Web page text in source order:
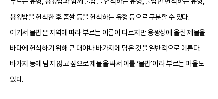
용왕밥을 헌식한 후 좁쌀 등을 헌식하는 유형 등으로 구분할 수 있다.
여기서 물밥은 지역에 따라 부르는 이름이 다르지만 용왕상에 올린 제물을
바다에 헌식하기 위해 큰 대야나 바가지에 담은 것을 일반적으로 이른다.
바가지 등에 담지 않고 짚으로 제물을 싸서 이를 ‘물밥’이라 부르는 마을도
있다.